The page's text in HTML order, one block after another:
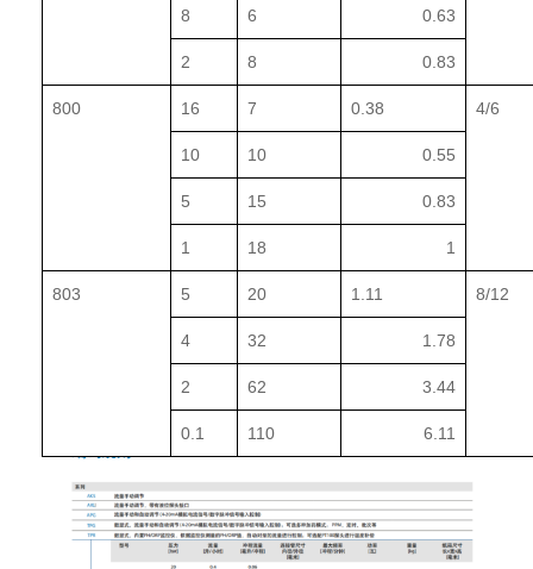
8 6 0.63
2 8 0.83
800 16 7 0.38 4/6
10 10 0.55
5 15 0.83
1 18 1
803 5 20 1.11 8/12
4 32 1.78
2 62 3.44
0.1 110 6.11